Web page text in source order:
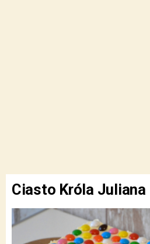
Ciasto Króla Juliana